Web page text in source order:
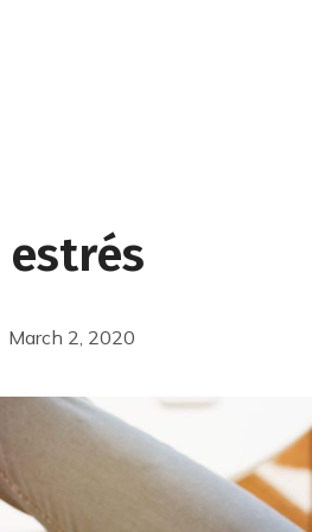
cover
minute eligibility quiz!
March 2, 2020